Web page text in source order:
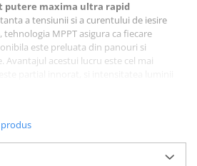
putere maxima ultra rapid
a tensiunii si a curentului de iesire
MPPT asigura ca fiecare
este preluata din panouri si
Avantajul acestui lucru este cel mai
la distanta
prin atasarea unei chei Bluetooth si
dvs. inteligent sau alt dispozitiv
instalarea dvs. este conectata la